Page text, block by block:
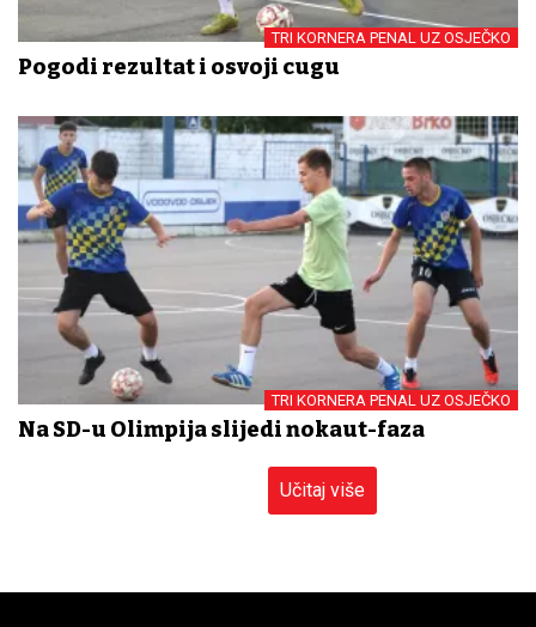
TRI KORNERA PENAL UZ OSJEČKO
Pogodi rezultat i osvoji cugu
TRI KORNERA PENAL UZ OSJEČKO
Na SD-u Olimpija slijedi nokaut-faza
Učitaj više